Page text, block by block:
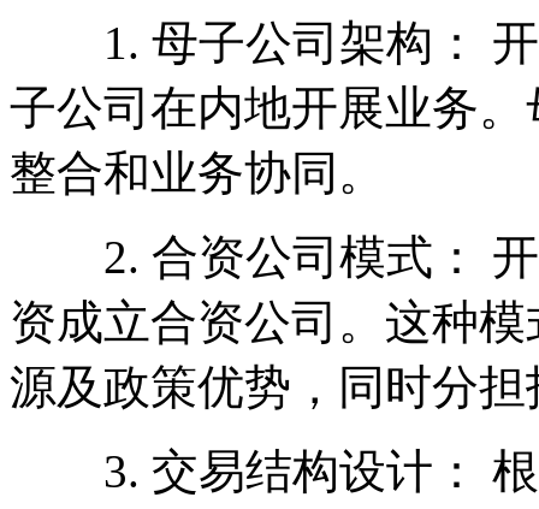
1. 母子公司架构： 开
子公司在内地开展业务
整合和业务协同。
2. 合资公司模式： 开
资成立合资公司。这种
源及政策优势，同时分
3. 交易结构设计： 根